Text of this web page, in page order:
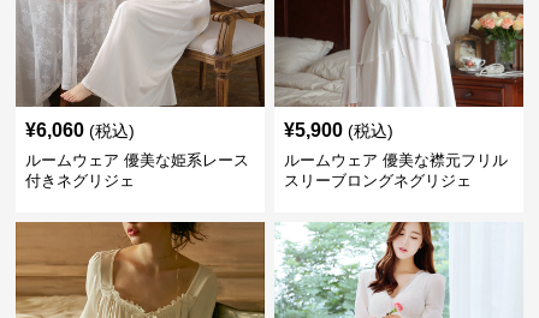
¥6,060 (税込)
ルームウェア 優美な姫系レース
付きネグリジェ
¥5,900 (税込)
ルームウェア 優美な襟元フリル
スリーブロングネグリジェ